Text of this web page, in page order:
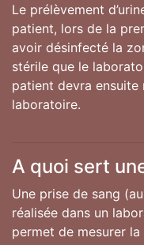
Le prélèvement
patient, lors de la
avoir désinfecté la
stérile que le
patient devra
laboratoire.
A quoi sert
Une prise de sang
réalisée dans un
permet de mesurer